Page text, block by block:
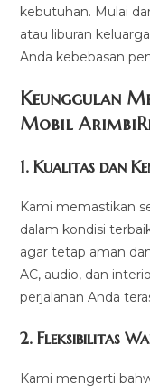
kebutuhan. Mulai
atau liburan
Anda kebebasan
Keunggulan
Mobil
1.Kualitas dan
Kami memastikan
dalam kondisi
agar tetap aman
AC, audio, dan
perjalanan Anda
2.Fleksibilitas
Kami mengerti